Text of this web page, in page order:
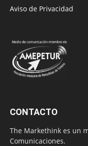
Aviso de Privacidad
CONTACTO
The Markethink es un
Comunicaciones.